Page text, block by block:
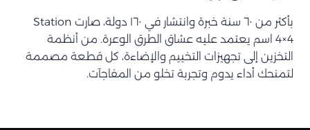
بأكثر من ٦٠ سنة خبرة وانتشار في ١٦٠ دولة، صارت Station
4×4 اسم يعتمد عليه عشاق الطرق الوعرة. من أنظمة
التخزين إلى تجهيزات التخييم والإضاءة، كل قطعة مصممة
لتمنحك أداء يدوم وتجربة تخلو من المفاجآت.